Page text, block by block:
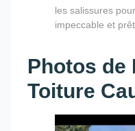
les salissures
impeccable et
Photos de
Toiture